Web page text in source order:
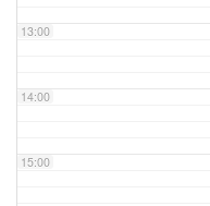
13:00
14:00
15:00